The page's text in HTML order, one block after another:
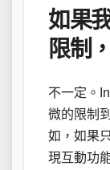
如果
限制
不一定。
微的限制
如，如果
現互動功